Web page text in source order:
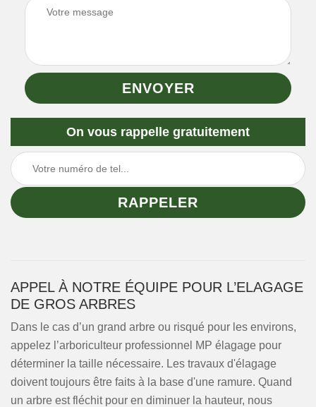
On vous rappelle gratuitement
APPEL À NOTRE ÉQUIPE POUR L’ELAGAGE
DE GROS ARBRES
Dans le cas d’un grand arbre ou risqué pour les environs,
appelez l’arboriculteur professionnel MP élagage pour
déterminer la taille nécessaire. Les travaux d'élagage
doivent toujours être faits à la base d'une ramure. Quand
un arbre est fléchit pour en diminuer la hauteur, nous